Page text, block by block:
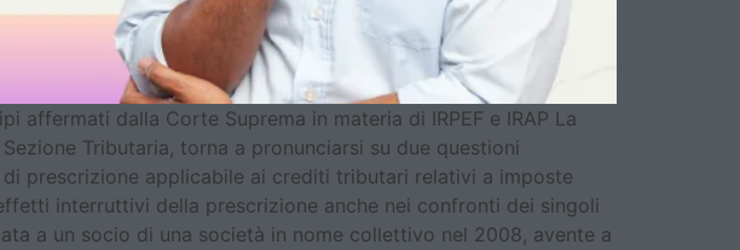
dalla Corte Suprema in materia di IRPEF e IRAP La
Tributaria, torna a pronunciarsi su due questioni
prescrizione applicabile ai crediti tributari relativi a imposte
interruttivi della prescrizione anche nei confronti dei singoli
a un socio di una società in nome collettivo nel 2008, avente a